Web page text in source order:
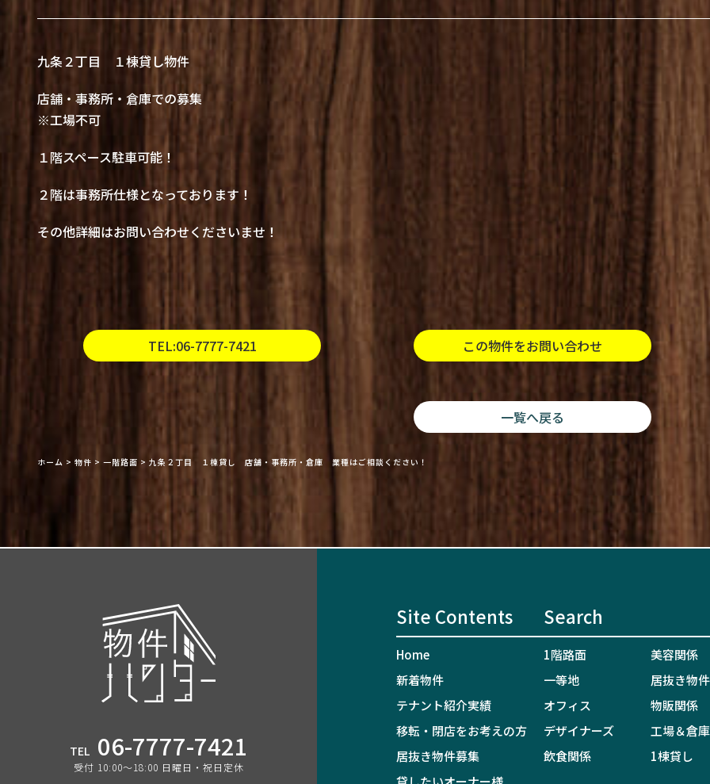
九条２丁目 １棟貸し物件
店舗・事務所・倉庫での募集
※工場不可
１階スペース駐車可能！
２階は事務所仕様となっております！
その他詳細はお問い合わせくださいませ！
TEL:06-7777-7421 この物件をお問い合わせ
一覧へ戻る
ホーム > 物件 > 一階路面 > 九条２丁目 １棟貸し 店舗・事務所・倉庫 業種はご相談ください！
TEL 06-7777-7421
受付 10:00〜18:00 日曜日・祝日定休
Site Contents
Home
新着物件
テナント紹介実績
移転・閉店をお考えの方
居抜き物件募集
Search
1階路面
美容関係
一等地
居抜き物件
オフィス
物販関係
デザイナーズ
工場＆倉庫
飲食関係
1棟貸し